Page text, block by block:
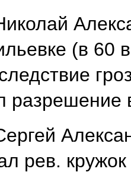
(в 60
разрешение
рев. кружок